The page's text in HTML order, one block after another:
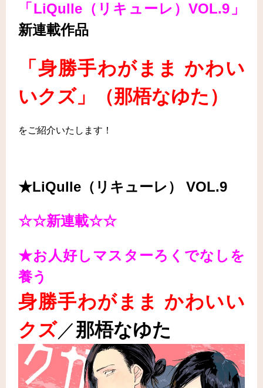
「LiQulle（リキューレ）VOL.9」
新連載作品
「身勝手わがまま かわい
いクズ」
（那梧なゆた）
をご紹介いたします！
★LiQulle（リキューレ） VOL.9
☆☆新連載☆☆
★お人好しマスターろくでなしを
養う
身勝手わがまま かわいい
クズ／那梧なゆた